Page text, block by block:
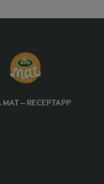
– RECEPTAPP